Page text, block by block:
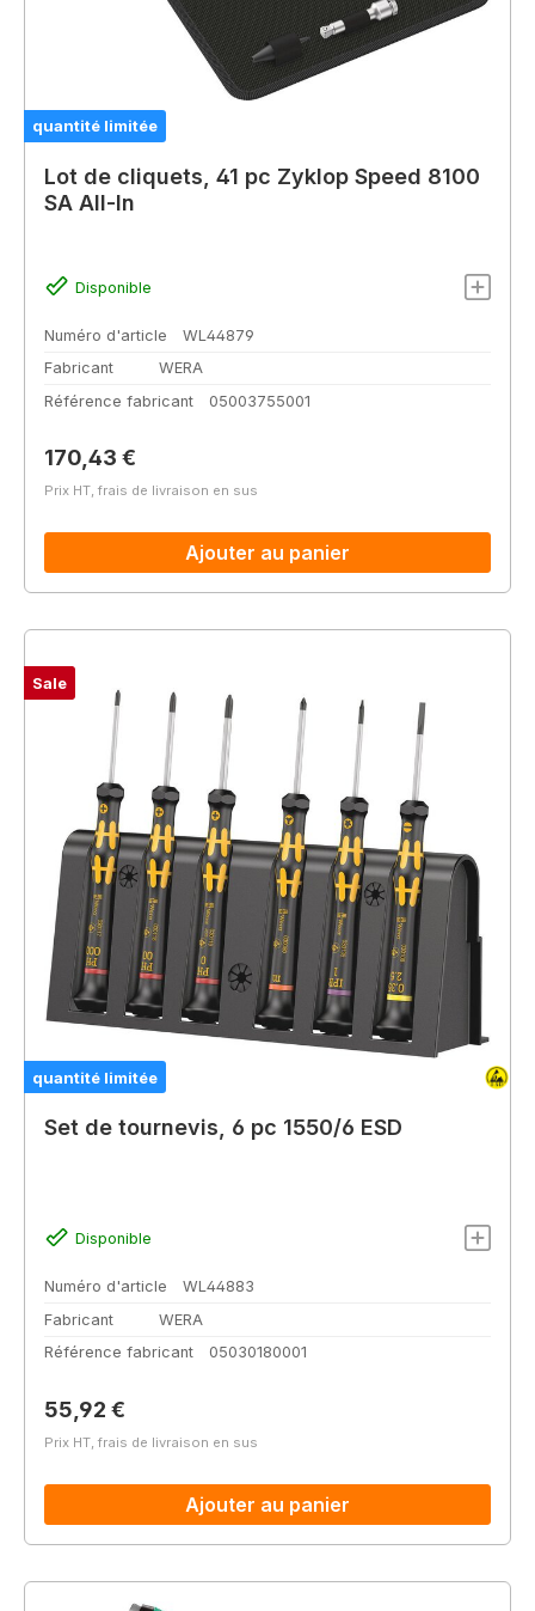
quantité limitée
Lot de cliquets, 41 pc Zyklop Speed 8100
SA All-In
Disponible
Numéro d'article
WL44879
Fabricant
WERA
Référence fabricant
05003755001
Prix régulier :
170,43 €
Prix HT, frais de livraison en sus
Ajouter au panier
Sale
quantité limitée
Set de tournevis, 6 pc 1550/6 ESD
Disponible
Numéro d'article
WL44883
Fabricant
WERA
Référence fabricant
05030180001
Prix régulier :
55,92 €
Prix HT, frais de livraison en sus
Ajouter au panier